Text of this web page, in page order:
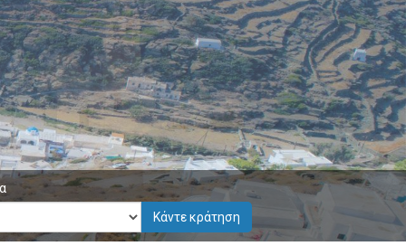
Κάντε κράτηση